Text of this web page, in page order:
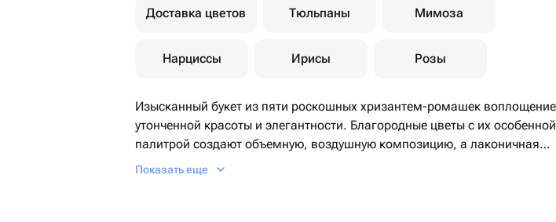
Доставка цветов Тюльпаны Мимоза
Нарциссы Ирисы Розы
Изысканный букет из пяти роскошных хризантем-ромашек воплощение
утонченной красоты и элегантности. Благородные цветы с их особенной
палитрой создают объемную, воздушную композицию, а лаконичная
матовая упаковка подчеркивает современный характер дизайна,
Показать еще